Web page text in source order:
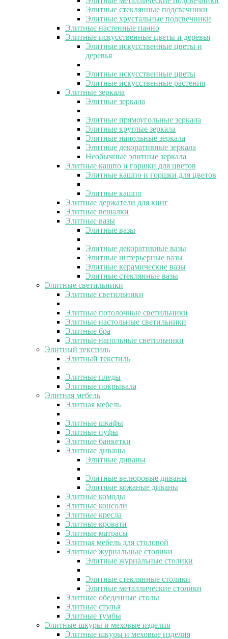
Элитные стеклянные подсвечники
Элитные хрустальные подсвечники
Элитные настенные панно
Элитные искусственные цветы и деревья
Элитные искусственные цветы и
деревья
Элитные искусственные цветы
Элитные искусственные растения
Элитные зеркала
Элитные зеркала
Элитные прямоугольные зеркала
Элитные круглые зеркала
Элитные напольные зеркала
Элитные декоративные зеркала
Необычные элитные зеркала
Элитные кашпо и горшки для цветов
Элитные кашпо и горшки для цветов
Элитные кашпо
Элитные держатели для книг
Элитные вешалки
Элитные вазы
Элитные вазы
Элитные декоративные вазы
Элитные интерьерные вазы
Элитные керамические вазы
Элитные стеклянные вазы
Элитные светильники
Элитные светильники
Элитные потолочные светильники
Элитные настольные светильники
Элитные бра
Элитные напольные светильники
Элитный текстиль
Элитный текстиль
Элитные пледы
Элитные покрывала
Элитная мебель
Элитная мебель
Элитные шкафы
Элитные пуфы
Элитные банкетки
Элитные диваны
Элитные диваны
Элитные велюровые диваны
Элитные кожаные диваны
Элитные комоды
Элитные консоли
Элитные кресла
Элитные кровати
Элитные матрасы
Элитная мебель для столовой
Элитные журнальные столики
Элитные журнальные столики
Элитные стеклянные столики
Элитные металлические столики
Элитные обеденные столы
Элитные стулья
Элитные тумбы
Элитные шкуры и меховые изделия
Элитные шкуры и меховые изделия